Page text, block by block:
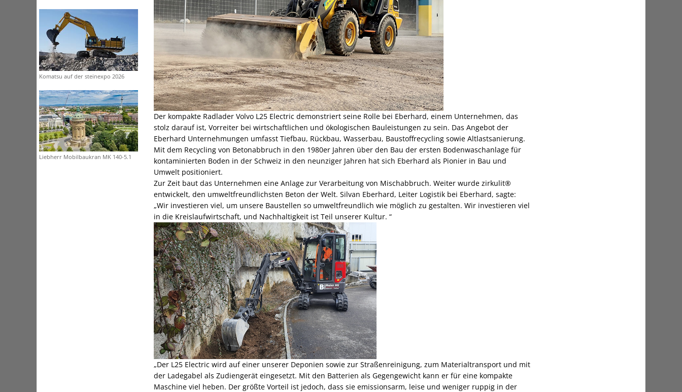
Komatsu auf der steinexpo 2026
Liebherr Mobilbaukran MK 140-5.1
Der kompakte Radlader Volvo L25 Electric demonstriert seine Rolle bei Eberhard, einem Unternehmen, das
stolz darauf ist, Vorreiter bei wirtschaftlichen und ökologischen Bauleistungen zu sein. Das Angebot der
Eberhard Unternehmungen umfasst Tiefbau, Rückbau, Wasserbau, Baustoffrecycling sowie Altlastsanierung.
Mit dem Recycling von Betonabbruch in den 1980er Jahren über den Bau der ersten Bodenwaschanlage für
kontaminierten Boden in der Schweiz in den neunziger Jahren hat sich Eberhard als Pionier in Bau und
Umwelt positioniert.
Zur Zeit baut das Unternehmen eine Anlage zur Verarbeitung von Mischabbruch. Weiter wurde zirkulit®
entwickelt, den umweltfreundlichsten Beton der Welt. Silvan Eberhard, Leiter Logistik bei Eberhard, sagte:
„Wir investieren viel, um unsere Baustellen so umweltfreundlich wie möglich zu gestalten. Wir investieren viel
in die Kreislaufwirtschaft, und Nachhaltigkeit ist Teil unserer Kultur. “
„Der L25 Electric wird auf einer unserer Deponien sowie zur Straßenreinigung, zum Materialtransport und mit
der Ladegabel als Zudiengerät eingesetzt. Mit den Batterien als Gegengewicht kann er für eine kompakte
Maschine viel heben. Der größte Vorteil ist jedoch, dass sie emissionsarm, leise und weniger ruppig in der